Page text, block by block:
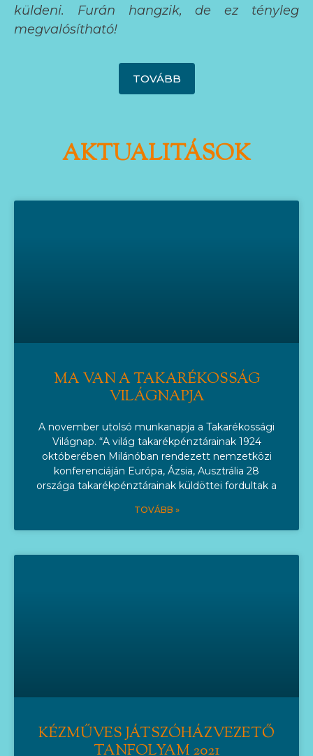
küldeni. Furán hangzik, de ez tényleg
megvalósítható!
TOVÁBB
AKTUALITÁSOK
MA VAN A TAKARÉKOSSÁG
VILÁGNAPJA
A november utolsó munkanapja a Takarékossági
Világnap. “A világ takarékpénztárainak 1924
októberében Milánóban rendezett nemzetközi
konferenciáján Európa, Ázsia, Ausztrália 28
országa takarékpénztárainak küldöttei fordultak a
TOVÁBB »
KÉZMŰVES JÁTSZÓHÁZVEZETŐ
TANFOLYAM 2021